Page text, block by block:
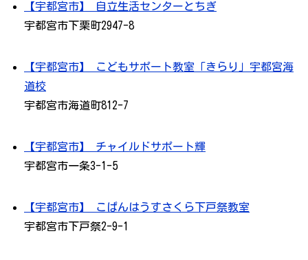
【宇都宮市】 自立生活センターとちぎ
宇都宮市下栗町2947-8
【宇都宮市】 こどもサポート教室「きらり」宇都宮海
道校
宇都宮市海道町812-7
【宇都宮市】 チャイルドサポート輝
宇都宮市一条3-1-5
【宇都宮市】 こぱんはうすさくら下戸祭教室
宇都宮市下戸祭2-9-1